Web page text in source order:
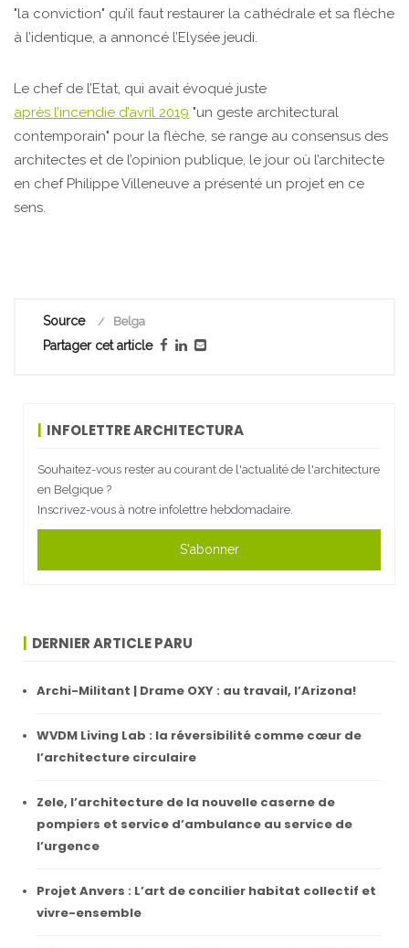
"la conviction" qu’il faut restaurer la cathédrale et sa flèche
à l’identique, a annoncé l’Elysée jeudi.
Le chef de l’Etat, qui avait évoqué juste
après l’incendie d’avril 2019 "un geste architectural
contemporain" pour la flèche, se range au consensus des
architectes et de l’opinion publique, le jour où l’architecte
en chef Philippe Villeneuve a présenté un projet en ce
sens.
Source Belga
Partager cet article
INFOLETTRE ARCHITECTURA
Souhaitez-vous rester au courant de l'actualité de l'architecture
en Belgique ?
Inscrivez-vous à notre infolettre hebdomadaire.
S'abonner
DERNIER ARTICLE PARU
Archi-Militant | Drame OXY : au travail, l’Arizona!
WVDM Living Lab : la réversibilité comme cœur de
l’architecture circulaire
Zele, l’architecture de la nouvelle caserne de
pompiers et service d’ambulance au service de
l’urgence
Projet Anvers : L’art de concilier habitat collectif et
vivre-ensemble